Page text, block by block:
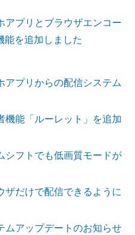
アプリとブラウザエンコー
能を追加しました
アプリからの配信システム
機能「ルーレット」を追加
シフトでも低画質モードが
ザだけで配信できるように
ムアップデートのお知らせ